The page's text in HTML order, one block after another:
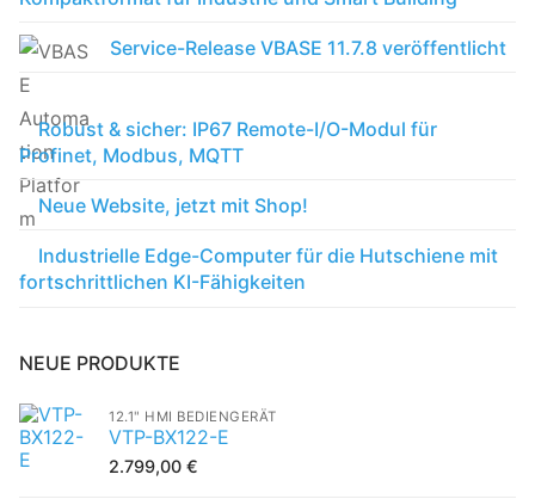
Service-Release VBASE 11.7.8 veröffentlicht
Robust & sicher: IP67 Remote-I/O-Modul für
Profinet, Modbus, MQTT
Neue Website, jetzt mit Shop!
Industrielle Edge-Computer für die Hutschiene mit
fortschrittlichen KI-Fähigkeiten
NEUE PRODUKTE
12.1" HMI BEDIENGERÄT
VTP-BX122-E
2.799,00 €